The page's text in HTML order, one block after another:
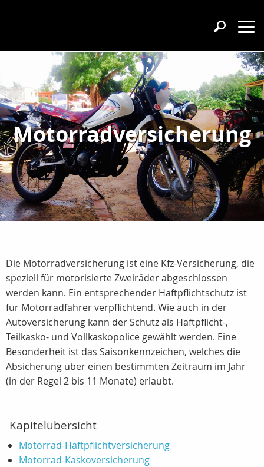
Motorradversicherung
Die Motorradversicherung ist eine Kfz-Versicherung, die
speziell für motorisierte Zweiräder abgeschlossen
werden kann. Ein entsprechender Haftpflichtschutz ist
für Motorradfahrer verpflichtend. Wie auch in der
Autoversicherung kann der Schutz als Haftpflicht-,
Teilkasko- und Vollkaskopolice gewählt werden. Eine
Besonderheit ist das Saisonkennzeichen, welches die
Absicherung über einen bestimmten Zeitraum im Jahr
(in der Regel 2 bis 11 Monate) erlaubt.
Kapitelübersicht
Motorrad-Haftpflichtversicherung
Motorrad-Kaskoversicherung